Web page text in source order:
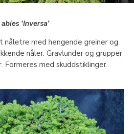
‘Inversa’
nåletre med hengende greiner og
nåler. Gravlunder og grupper
Formeres med skuddstiklinger.